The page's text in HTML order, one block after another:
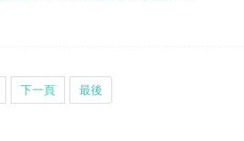
下一頁 最後